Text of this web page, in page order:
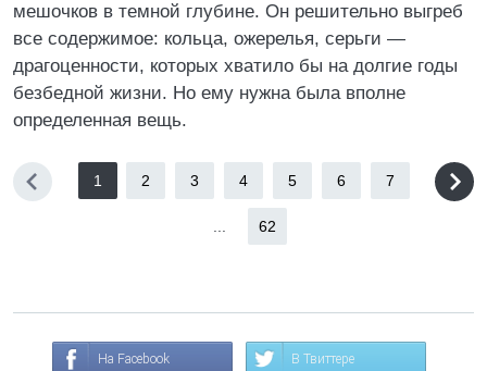
мешочков в темной глубине. Он решительно выгреб
все содержимое: кольца, ожерелья, серьги —
драгоценности, которых хватило бы на долгие годы
безбедной жизни. Но ему нужна была вполне
определенная вещь.
1 2 3 4 5 6 7
62
На Facebook В Твиттере